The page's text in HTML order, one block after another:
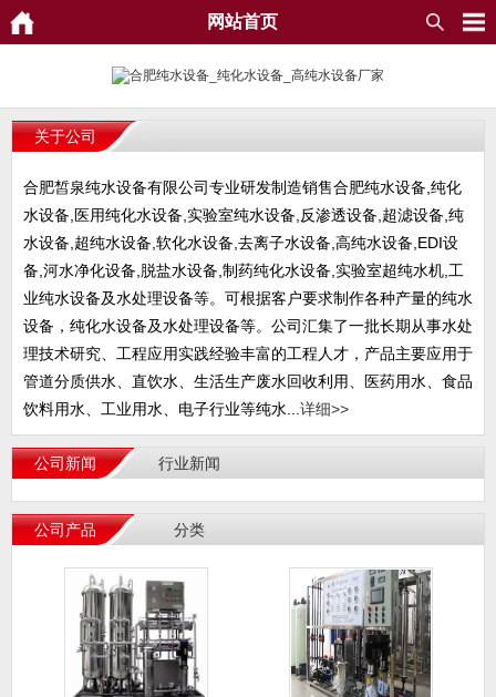
网站首页
关于公司
合肥皙泉纯水设备有限公司专业研发制造销售合肥纯水设备,纯化
水设备,医用纯化水设备,实验室纯水设备,反渗透设备,超滤设备,纯
水设备,超纯水设备,软化水设备,去离子水设备,高纯水设备,EDI设
备,河水净化设备,脱盐水设备,制药纯化水设备,实验室超纯水机,工
业纯水设备及水处理设备等。可根据客户要求制作各种产量的纯水
设备，纯化水设备及水处理设备等。公司汇集了一批长期从事水处
理技术研究、工程应用实践经验丰富的工程人才，产品主要应用于
管道分质供水、直饮水、生活生产废水回收利用、医药用水、食品
饮料用水、工业用水、电子行业等纯水... 详细>>
公司新闻 行业新闻
公司产品 分类